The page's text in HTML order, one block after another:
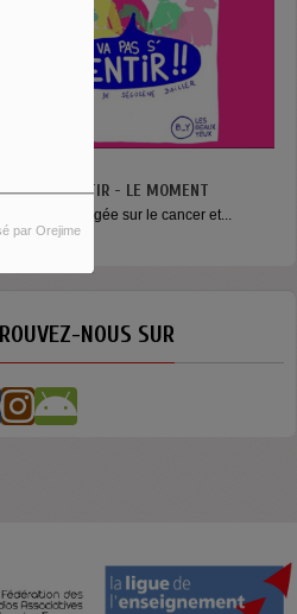
par Orejime
PAS S’MENTIR - LE MOMENT
émission engagée sur le cancer et...
NOUS SUR